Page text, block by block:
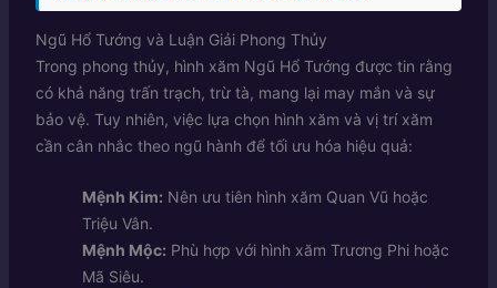
Ngũ Hổ Tướng và Luận Giải Phong Thủy
Trong phong thủy, hình xăm Ngũ Hổ Tướng được tin rằng
có khả năng trấn trạch, trừ tà, mang lại may mắn và sự
bảo vệ. Tuy nhiên, việc lựa chọn hình xăm và vị trí xăm
cần cân nhắc theo ngũ hành để tối ưu hóa hiệu quả:
Mệnh Kim: Nên ưu tiên hình xăm Quan Vũ hoặc
Triệu Vân.
Mệnh Mộc: Phù hợp với hình xăm Trương Phi hoặc
Mã Siêu.